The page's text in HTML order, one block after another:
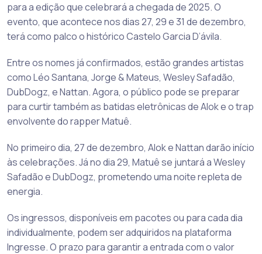
para a edição que celebrará a chegada de 2025. O
evento, que acontece nos dias 27, 29 e 31 de dezembro,
terá como palco o histórico Castelo Garcia D’ávila.
Entre os nomes já confirmados, estão grandes artistas
como Léo Santana, Jorge & Mateus, Wesley Safadão,
DubDogz, e Nattan. Agora, o público pode se preparar
para curtir também as batidas eletrônicas de Alok e o trap
envolvente do rapper Matuê.
No primeiro dia, 27 de dezembro, Alok e Nattan darão início
às celebrações. Já no dia 29, Matuê se juntará a Wesley
Safadão e DubDogz, prometendo uma noite repleta de
energia.
Os ingressos, disponíveis em pacotes ou para cada dia
individualmente, podem ser adquiridos na plataforma
Ingresse. O prazo para garantir a entrada com o valor